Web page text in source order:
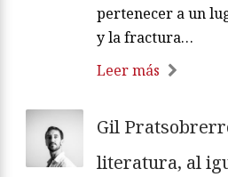
pertenecer a un
y la fractura…
Leer más
Gil
literatura, al